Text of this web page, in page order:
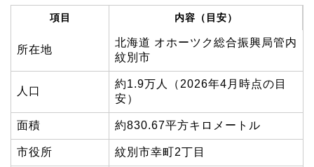
項目 内容（目安）
所在地
北海道 オホーツク総合振興局管内
紋別市
人口
約1.9万人（2026年4月時点の目
安）
面積 約830.67平方キロメートル
市役所 紋別市幸町2丁目